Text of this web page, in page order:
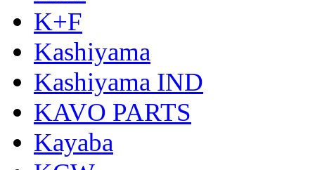
K+F
Kashiyama
Kashiyama IND
KAVO PARTS
Kayaba